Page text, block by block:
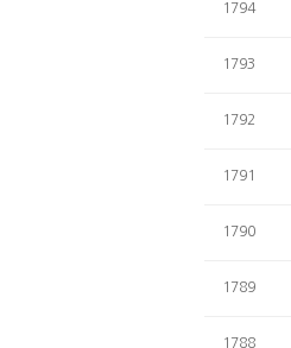
1794
1793
1792
1791
1790
1789
1788